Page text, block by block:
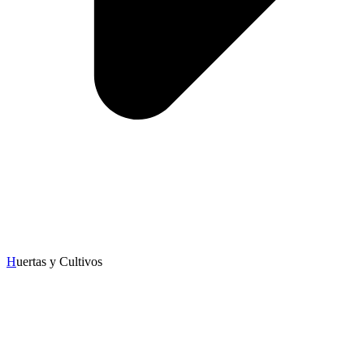
Huertas y Cultivos